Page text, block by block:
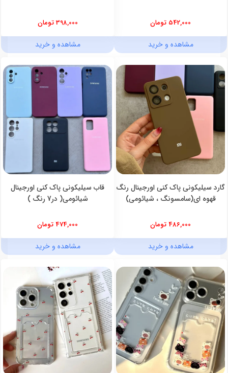
542,000 تومان
مشاهده و خرید
398,000 تومان
مشاهده و خرید
گارد سیلیکونی پاک کنی اورجینال رنگ
قهوه ای(سامسونگ ، شیائومی)
486,000 تومان
مشاهده و خرید
قاب سیلیکونی پاک کنی اورجینال
شیائومی( در7 رنگ )
474,000 تومان
مشاهده و خرید